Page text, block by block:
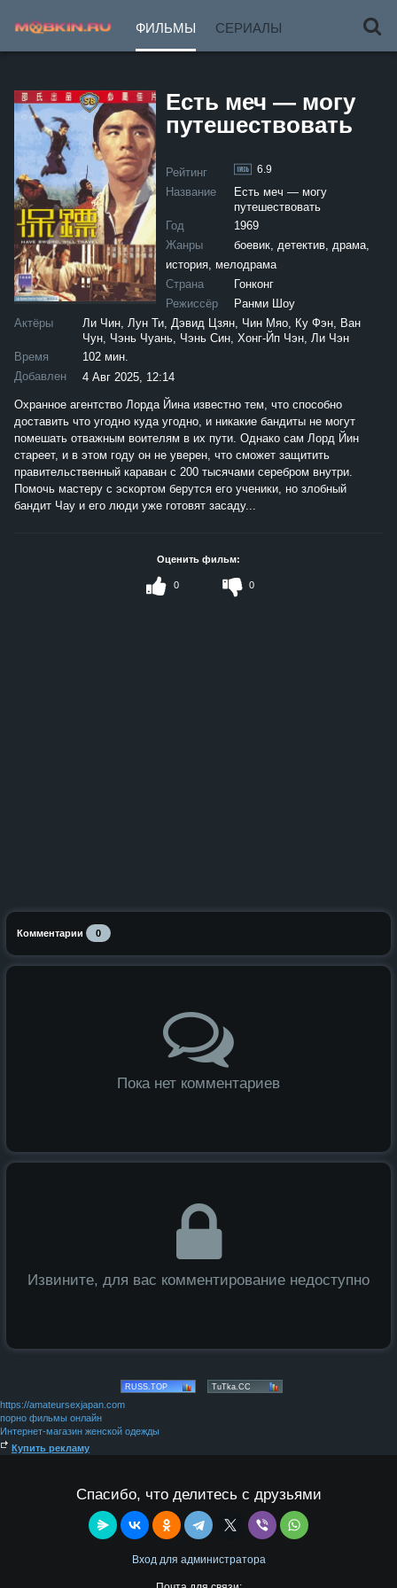
ФИЛЬМЫ СЕРИАЛЫ
Есть меч — могу
путешествовать
Рейтинг 6.9
Название
Есть меч — могу
путешествовать
Год
1969
Жанры
боевик, детектив, драма,
история, мелодрама
Страна
Гонконг
Режиссёр
Ранми Шоу
Актёры
Ли Чин, Лун Ти, Дэвид Цзян, Чин Мяо, Ку Фэн, Ван
Чун, Чэнь Чуань, Чэнь Син, Хонг-Йп Чэн, Ли Чэн
Время
102 мин.
Добавлен
4 Авг 2025, 12:14
Охранное агентство Лорда Йина известно тем, что способно
доставить что угодно куда угодно, и никакие бандиты не могут
помешать отважным воителям в их пути. Однако сам Лорд Йин
стареет, и в этом году он не уверен, что сможет защитить
правительственный караван с 200 тысячами серебром внутри.
Помочь мастеру с эскортом берутся его ученики, но злобный
бандит Чау и его люди уже готовят засаду...
Оценить фильм:
0 0
Комментарии 0
Пока нет комментариев
Извините, для вас комментирование недоступно
https://amateursexjapan.com
порно фильмы онлайн
Интернет-магазин женской одежды
Купить рекламу
Спасибо, что делитесь с друзьями
Вход для администратора